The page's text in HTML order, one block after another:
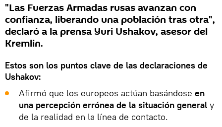
"Las Fuerzas Armadas rusas avanzan con
confianza, liberando una población tras otra",
declaró a la prensa Yuri Ushakov, asesor del
Kremlin.
Estos son los puntos clave de las declaraciones de
Ushakov:
Afirmó que los europeos actúan basándose en
una percepción errónea de la situación general y
de la realidad en la línea de contacto.